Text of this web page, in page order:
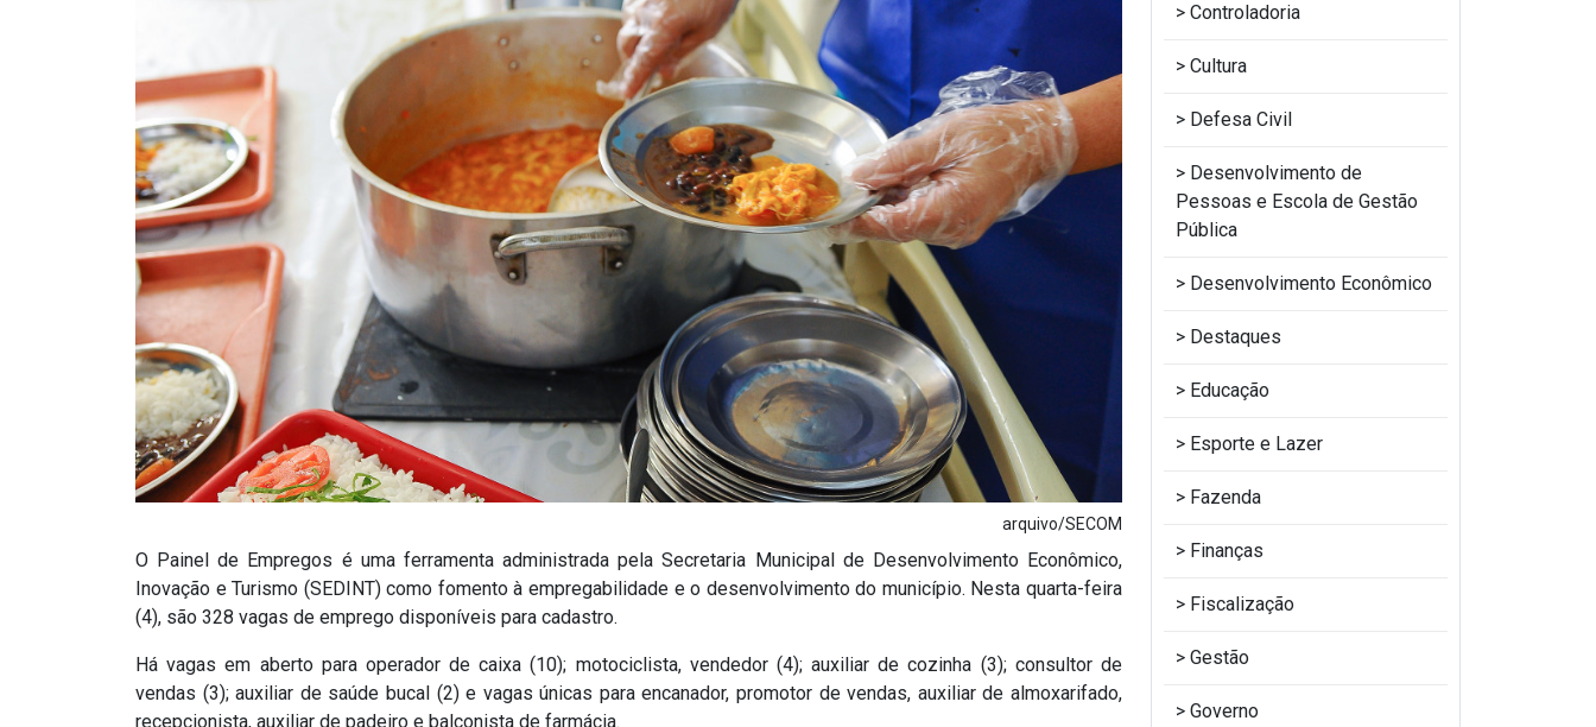
arquivo/SECOM
O Painel de Empregos é uma ferramenta administrada pela Secretaria Municipal de Desenvolvimento Econômico,
Inovação e Turismo (SEDINT) como fomento à empregabilidade e o desenvolvimento do município. Nesta quarta-feira
(4), são 328 vagas de emprego disponíveis para cadastro.
Há vagas em aberto para operador de caixa (10); motociclista, vendedor (4); auxiliar de cozinha (3); consultor de
vendas (3); auxiliar de saúde bucal (2) e vagas únicas para encanador, promotor de vendas, auxiliar de almoxarifado,
recepcionista, auxiliar de padeiro e balconista de farmácia.
Controladoria
Cultura
Defesa Civil
Desenvolvimento de
Pessoas e Escola de Gestão
Pública
Desenvolvimento Econômico
Destaques
Educação
Esporte e Lazer
Fazenda
Finanças
Fiscalização
Gestão
Governo